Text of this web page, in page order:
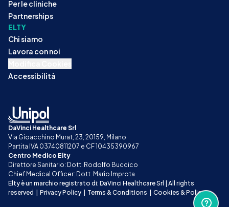
Per le cliniche
Partnerships
ELTY
Chi siamo
Lavora con noi
Accessibilità
DaVinci Healthcare Srl
Via Gioacchino Murat, 23, 20159, Milano
Partita IVA 03740811207 e CF 10435390967
Centro Medico Elty
Direttore Sanitario: Dott. Rodolfo Buccico
Chief Medical Officer: Dott. Mario Improta
Elty è un marchio registrato di: DaVinci Healthcare Srl | All rights
reserved | Privacy Policy | Terms & Conditions | Cookies & Policy